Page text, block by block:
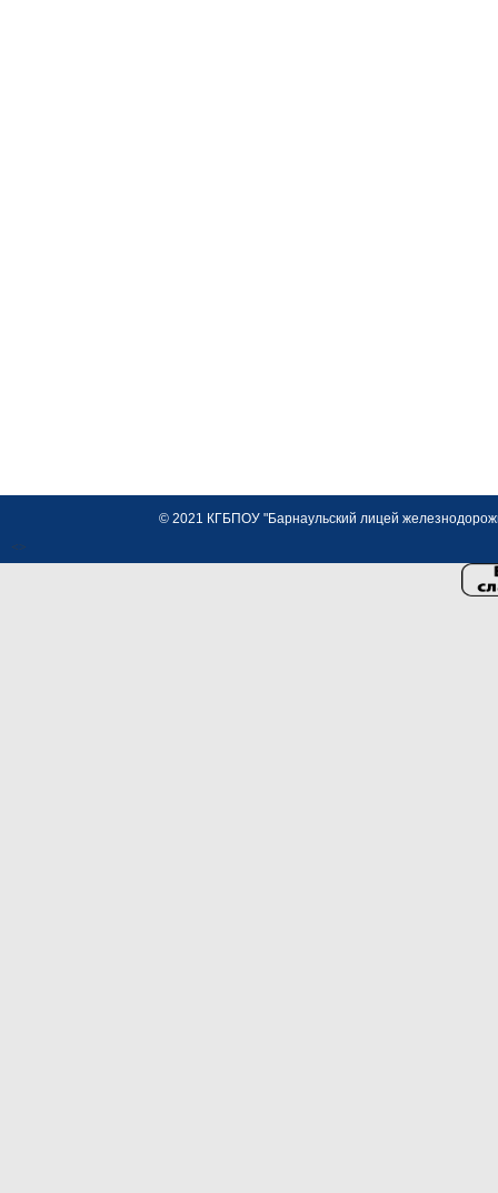
© 2021 КГБПОУ "Барнаульский лицей
<>